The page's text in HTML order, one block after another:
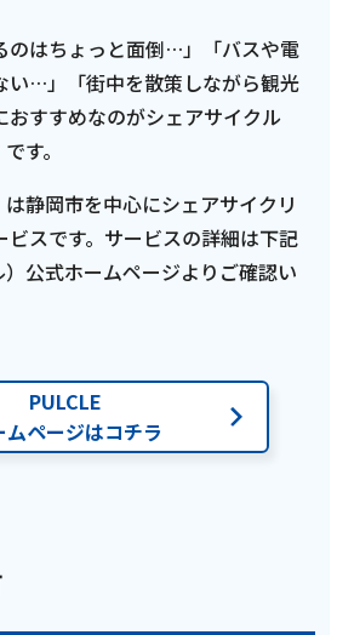
のはちょっと面倒…」「バスや電
い…」「街中を散策しながら観光
おすすめなのがシェアサイクル
す。
静岡市を中心にシェアサイクリ
ビスです。サービスの詳細は下記
公式ホームページよりご確認い
PULCLE
ムページはコチラ